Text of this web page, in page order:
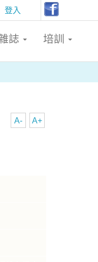
登入
誌 培訓
A+
A-